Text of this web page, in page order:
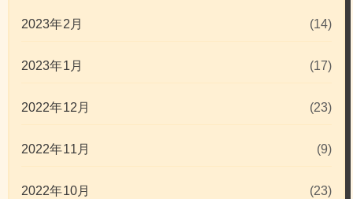
2023年2月 (14)
2023年1月 (17)
2022年12月 (23)
2022年11月 (9)
2022年10月 (23)